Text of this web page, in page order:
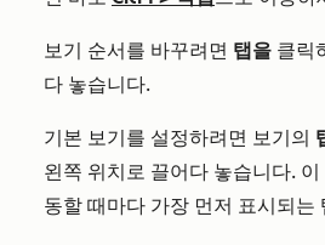
보기 순서를 바꾸려면 탭을 클릭
다 놓습니다.
기본 보기를 설정하려면 보기의
왼쪽 위치로 끌어다 놓습니다.
동할 때마다 가장 먼저 표시되는